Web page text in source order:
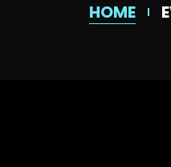
HOME